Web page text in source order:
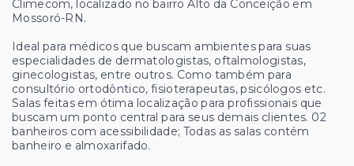
Climecom, localizado no bairro Alto da Conceição em
Mossoró-RN.
Ideal para médicos que buscam ambientes para suas
especialidades de dermatologistas, oftalmologistas,
ginecologistas, entre outros. Como também para
consultório ortodôntico, fisioterapeutas, psicólogos etc.
Salas feitas em ótima localização para profissionais que
buscam um ponto central para seus demais clientes. 02
banheiros com acessibilidade; Todas as salas contém
banheiro e almoxarifado.